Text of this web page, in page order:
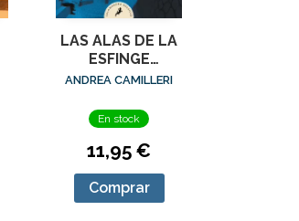
LAS ALAS DE LA
ESFINGE
(COMISARIO
ANDREA CAMILLERI
En stock
11,95 €
Comprar